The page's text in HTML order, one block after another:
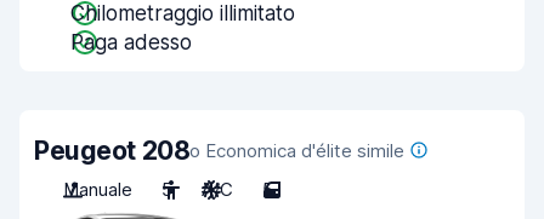
Chilometraggio illimitato
Paga adesso
Peugeot 208o Economica d'élite simile
Manuale
5 A/C 5